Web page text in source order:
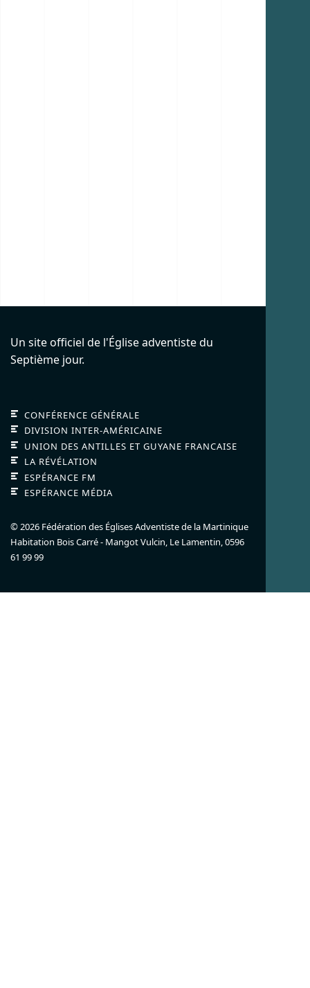
Un site officiel de l'Église adventiste du
Septième jour.
CONFÉRENCE GÉNÉRALE
DIVISION INTER-AMÉRICAINE
UNION DES ANTILLES ET GUYANE FRANCAISE
LA RÉVÉLATION
ESPÉRANCE FM
ESPÉRANCE MÉDIA
© 2026 Fédération des Églises Adventiste de la Martinique
Habitation Bois Carré - Mangot Vulcin, Le Lamentin,0596
61 99 99